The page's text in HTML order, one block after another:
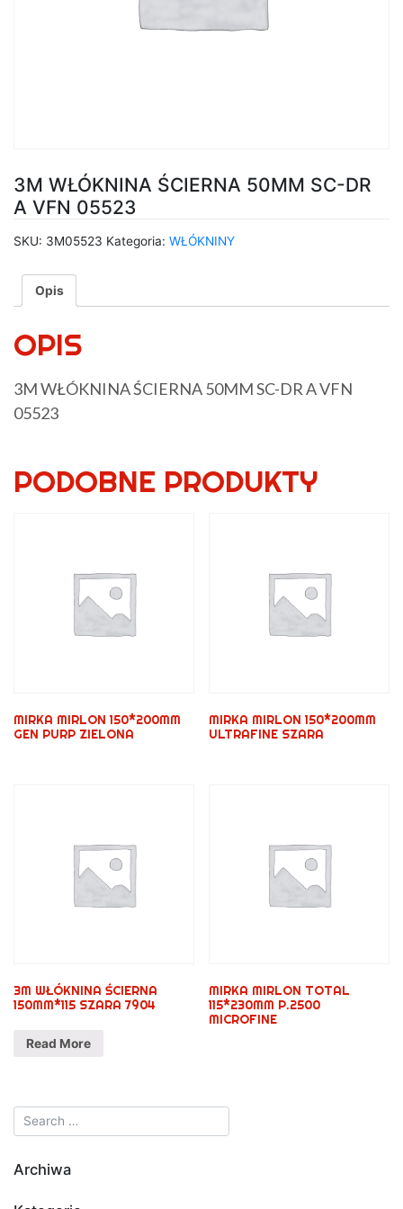
3M WŁÓKNINA ŚCIERNA 50MM SC-DR
A VFN 05523
SKU: 3M05523 Kategoria: WŁÓKNINY
Opis
OPIS
3M WŁÓKNINA ŚCIERNA 50MM SC-DR A VFN
05523
PODOBNE PRODUKTY
MIRKA MIRLON 150*200MM
GEN PURP ZIELONA
MIRKA MIRLON 150*200MM
ULTRAFINE SZARA
3M WŁÓKNINA ŚCIERNA
150MM*115 SZARA 7904
Read More
MIRKA MIRLON TOTAL
115*230MM P.2500
MICROFINE
Archiwa